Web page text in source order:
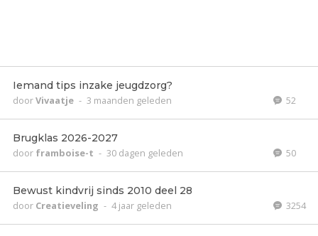
Iemand tips inzake jeugdzorg?
doorVivaatje - 3 maanden geleden 52
Brugklas 2026-2027
door framboise-t - 30 dagen geleden 50
Bewust kindvrij sinds 2010 deel 28
door Creatieveling - 4 jaar geleden 3254